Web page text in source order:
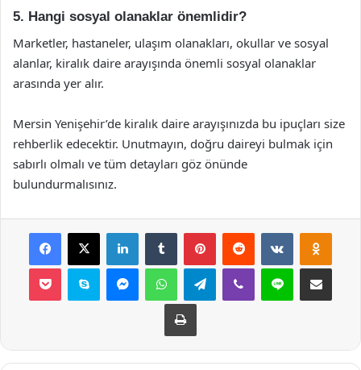
5. Hangi sosyal olanaklar önemlidir?
Marketler, hastaneler, ulaşım olanakları, okullar ve sosyal
alanlar, kiralık daire arayışında önemli sosyal olanaklar
arasında yer alır.
Mersin Yenişehir’de kiralık daire arayışınızda bu ipuçları size
rehberlik edecektir. Unutmayın, doğru daireyi bulmak için
sabırlı olmalı ve tüm detayları göz önünde
bulundurmalısınız.
Facebook
X LinkedInTumblr PinterestReddit VKontakte
Pocket Skype MessengerWhatsAppTelegramViber Line E-Posta ile
Yazdır